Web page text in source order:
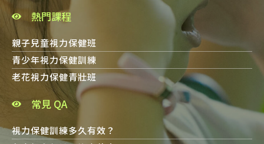
熱門課程
親子兒童視力保健班
青少年視力保健訓練
老花視力保健青壯班
常見 QA
視力保健訓練多久有效？